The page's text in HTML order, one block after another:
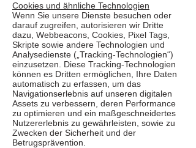
Cookies und ähnliche Technologien
Wenn Sie unsere Dienste besuchen oder
darauf zugreifen, autorisieren wir Dritte
dazu, Webbeacons, Cookies, Pixel Tags,
Skripte sowie andere Technologien und
Analysedienste („Tracking-Technologien“)
einzusetzen. Diese Tracking-Technologien
können es Dritten ermöglichen, Ihre Daten
automatisch zu erfassen, um das
Navigationserlebnis auf unseren digitalen
Assets zu verbessern, deren Performance
zu optimieren und ein maßgeschneidertes
Nutzererlebnis zu gewährleisten, sowie zu
Zwecken der Sicherheit und der
Betrugsprävention.